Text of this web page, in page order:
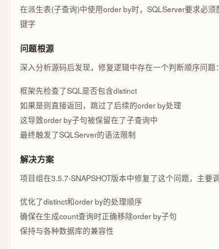
在派生表(子查询)中使用order by时，SQLServer要求必须
键字
问题根源
深入分析源码后发现，修复逻辑中存在一个判断顺序问题
框架先检查了SQL是否包含distinct
如果是则直接返回，跳过了后续的order by处理
这导致order by子句被保留在了子查询中
最终触发了SQLServer的语法限制
解决方案
项目组在3.5.7-SNAPSHOT版本中修复了这个问题，主要
优化了distinct和order by的处理顺序
确保在生成count查询时正确移除order by子句
保持与各种数据库的兼容性